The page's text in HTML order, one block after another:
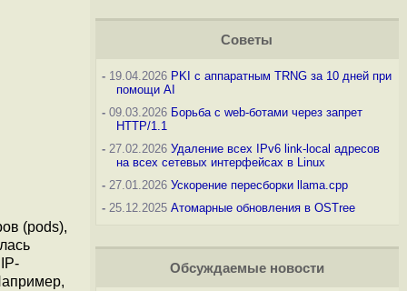
(pods),
Советы
-19.04.2026 PKI с аппаратным TRNG за 10 дней при
помощи AI
-09.03.2026 Борьба с web-ботами через запрет
HTTP/1.1
-27.02.2026 Удаление всех IPv6 link-local адресов
на всех сетевых интерфейсах в Linux
-27.01.2026 Ускорение пересборки llama.cpp
-25.12.2025 Атомарные обновления в OSTree
Обсуждаемые новости